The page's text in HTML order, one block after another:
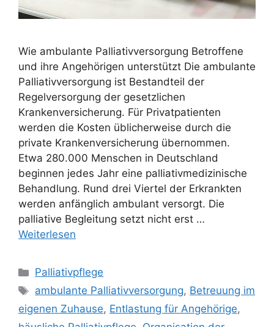
Wie ambulante Palliativversorgung Betroffene
und ihre Angehörigen unterstützt Die ambulante
Palliativversorgung ist Bestandteil der
Regelversorgung der gesetzlichen
Krankenversicherung. Für Privatpatienten
werden die Kosten üblicherweise durch die
private Krankenversicherung übernommen.
Etwa 280.000 Menschen in Deutschland
beginnen jedes Jahr eine palliativmedizinische
Behandlung. Rund drei Viertel der Erkrankten
werden anfänglich ambulant versorgt. Die
palliative Begleitung setzt nicht erst …
Weiterlesen
Palliativpflege
ambulante Palliativversorgung, Betreuung im
eigenen Zuhause, Entlastung für Angehörige,